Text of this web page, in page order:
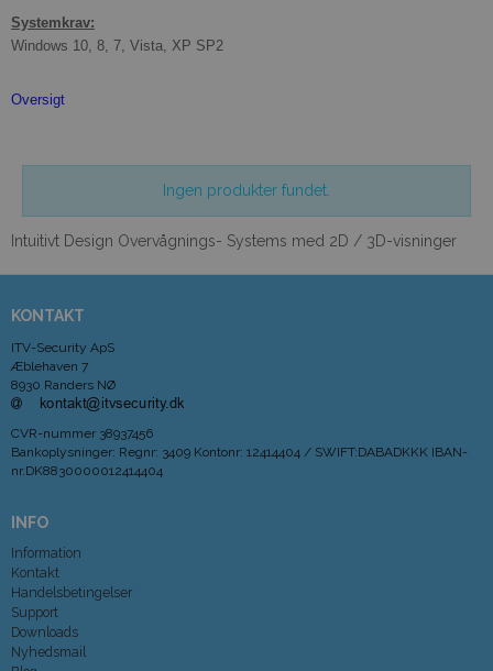
Systemkrav:
Windows 10, 8, 7, Vista, XP SP2
Oversigt
Ingen produkter fundet.
Intuitivt Design Overvågnings- Systems med 2D / 3D-visninger
KONTAKT
ITV-Security ApS
Æblehaven 7
8930 Randers NØ
CVR-nummer 38937456
Bankoplysninger: Regnr: 3409 Kontonr: 12414404 / SWIFT:DABADKKK IBAN-
nr.DK8830000012414404
INFO
Information
Kontakt
Handelsbetingelser
Support
Downloads
Nyhedsmail